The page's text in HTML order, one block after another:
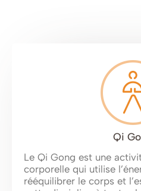
Qi
Le Qi Gong est une
corporelle qui utilise
rééquilibrer le corps et